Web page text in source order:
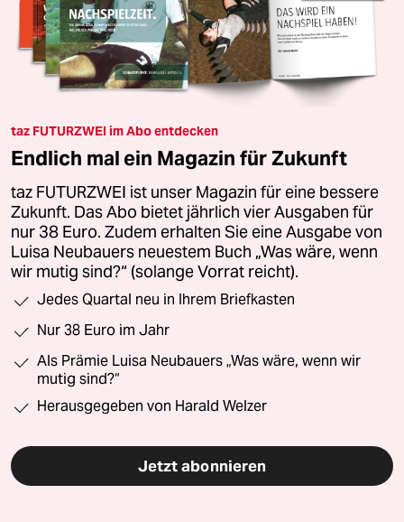
taz FUTURZWEI im Abo entdecken
Endlich mal ein Magazin für Zukunft
taz FUTURZWEI ist unser Magazin für eine bessere
Zukunft. Das Abo bietet jährlich vier Ausgaben für
nur 38 Euro. Zudem erhalten Sie eine Ausgabe von
Luisa Neubauers neuestem Buch „Was wäre, wenn
wir mutig sind?“ (solange Vorrat reicht).
Jedes Quartal neu in Ihrem Briefkasten
Nur 38 Euro im Jahr
Als Prämie Luisa Neubauers „Was wäre, wenn wir
mutig sind?“
Herausgegeben von Harald Welzer
Jetzt abonnieren